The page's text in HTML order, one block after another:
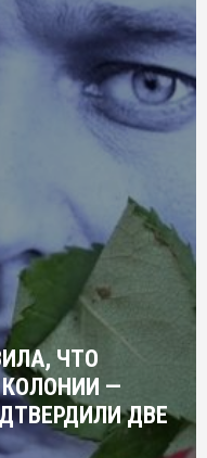
ЧТО
—
ДВЕ